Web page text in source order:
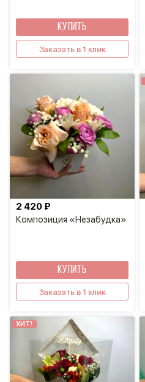
КУПИТЬ
Заказать в 1 клик
Композиция «Незабудка»
2 420 ₽
КУПИТЬ
Заказать в 1 клик
ХИТ!